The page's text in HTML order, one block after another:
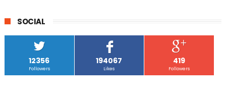
SOCIAL
12356
Followers
194067
Likes
419
Followers